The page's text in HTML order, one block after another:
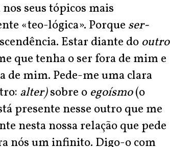
seus tópicos mais
«teo-lógica». Porque ser-
Estar diante do outro
que tenha o ser fora de mim e
de mim. Pede-me uma clara
alter)sobre o egoísmo(o
presente nesse outro que me
nesta nossa relação que pede
nós um infinito. Digo-o com